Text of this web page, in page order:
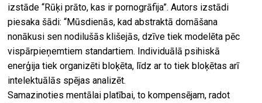
izstāde “Rūķi prāto, kas ir pornogrāfija”. Autors izstādi
piesaka šādi: “Mūsdienās, kad abstraktā domāšana
nonākusi sen nodilušās klišejās, dzīve tiek modelēta pēc
vispārpieņemtiem standartiem. Individuālā psihiskā
enerģija tiek organizēti bloķēta, līdz ar to tiek bloķētas arī
intelektuālās spējas analizēt.
Samazinoties mentālai platībai, to kompensējam, radot